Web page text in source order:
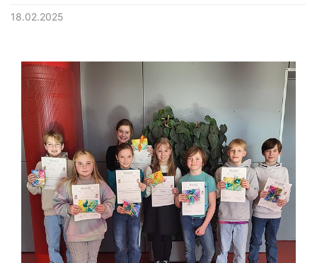
18.02.2025